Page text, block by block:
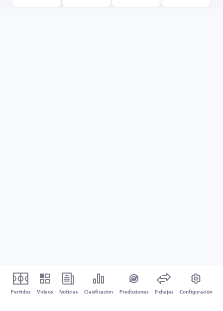
Partidos Vídeos Noticias Clasificación Predicciones Fichajes Configuración